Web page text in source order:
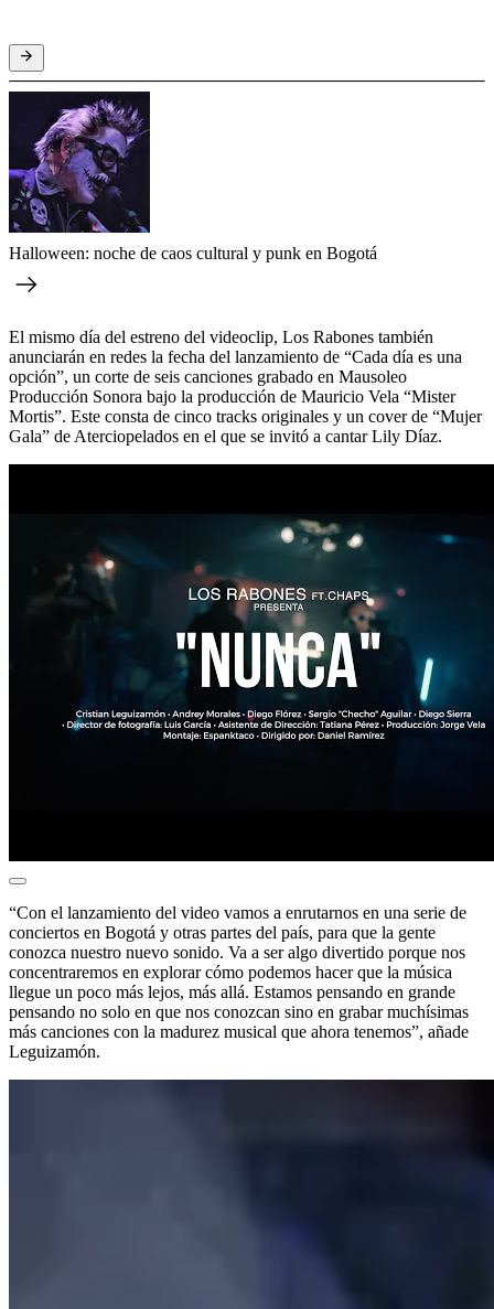
Halloween: noche de caos cultural y punk en Bogotá
El mismo día del estreno del videoclip, Los Rabones también
anunciarán en redes la fecha del lanzamiento de “Cada día es una
opción”, un corte de seis canciones grabado en Mausoleo
Producción Sonora bajo la producción de Mauricio Vela “Mister
Mortis”. Este consta de cinco tracks originales y un cover de “Mujer
Gala” de Aterciopelados en el que se invitó a cantar Lily Díaz.
“Con el lanzamiento del video vamos a enrutarnos en una serie de
conciertos en Bogotá y otras partes del país, para que la gente
conozca nuestro nuevo sonido. Va a ser algo divertido porque nos
concentraremos en explorar cómo podemos hacer que la música
llegue un poco más lejos, más allá. Estamos pensando en grande
pensando no solo en que nos conozcan sino en grabar muchísimas
más canciones con la madurez musical que ahora tenemos”, añade
Leguizamón.